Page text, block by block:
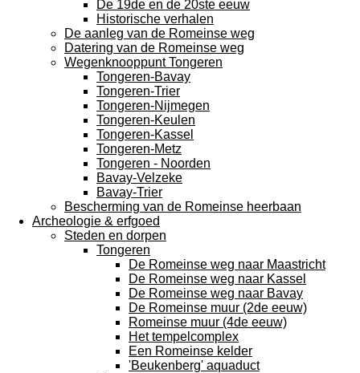
De 19de en de 20ste eeuw
Historische verhalen
De aanleg van de Romeinse weg
Datering van de Romeinse weg
Wegenknooppunt Tongeren
Tongeren-Bavay
Tongeren-Trier
Tongeren-Nijmegen
Tongeren-Keulen
Tongeren-Kassel
Tongeren-Metz
Tongeren - Noorden
Bavay-Velzeke
Bavay-Trier
Bescherming van de Romeinse heerbaan
Archeologie & erfgoed
Steden en dorpen
Tongeren
De Romeinse weg naar Maastricht
De Romeinse weg naar Kassel
De Romeinse weg naar Bavay
De Romeinse muur (2de eeuw)
Romeinse muur (4de eeuw)
Het tempelcomplex
Een Romeinse kelder
'Beukenberg' aquaduct